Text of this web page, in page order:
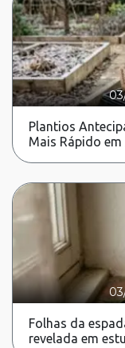
Plantios
Mais Rápido
Folhas da
revelada em